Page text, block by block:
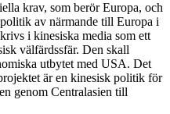
krav, som berör Europa, och
av närmande till Europa i
i kinesiska media som ett
välfärdssfär. Den skall
utbytet med USA. Det
är en kinesisk politik för
genom Centralasien till